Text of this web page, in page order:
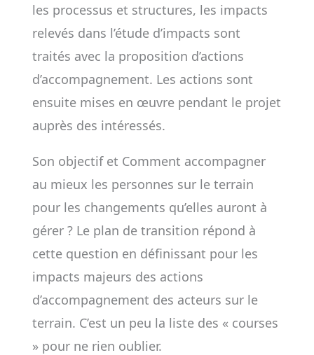
les processus et structures, les impacts
relevés dans l’étude d’impacts sont
traités avec la proposition d’actions
d’accompagnement. Les actions sont
ensuite mises en œuvre pendant le projet
auprès des intéressés.
Son objectif et Comment accompagner
au mieux les per­sonnes sur le terrain
pour les changements qu’elles auront à
gérer ? Le plan de transition répond à
cette question en définissant pour les
impacts majeurs des actions
d’accompagne­ment des acteurs sur le
terrain. C’est un peu la liste des « courses
» pour ne rien oublier.